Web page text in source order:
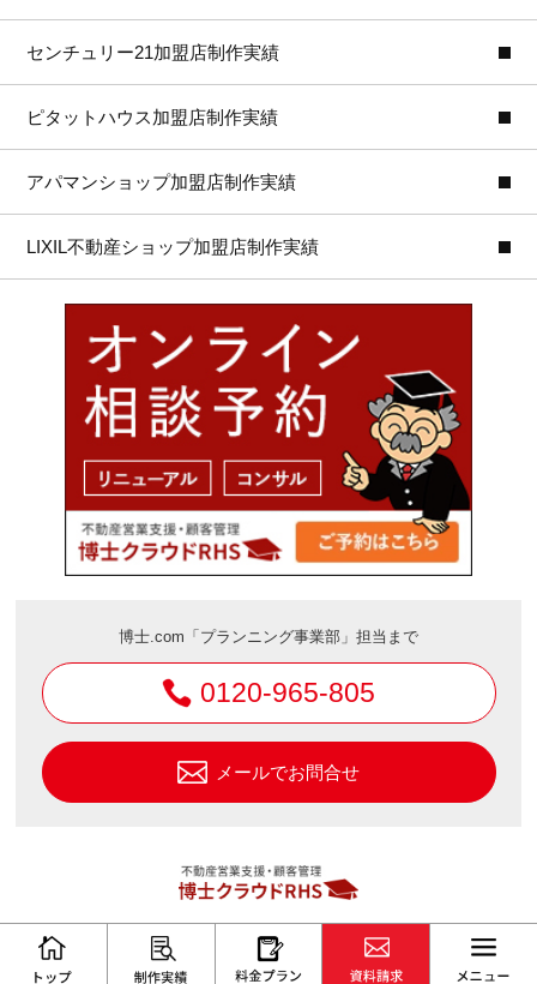
センチュリー21加盟店制作実績
ピタットハウス加盟店制作実績
アパマンショップ加盟店制作実績
LIXIL不動産ショップ加盟店制作実績
博士.com「プランニング事業部」担当まで
0120-965-805
メールでお問合せ